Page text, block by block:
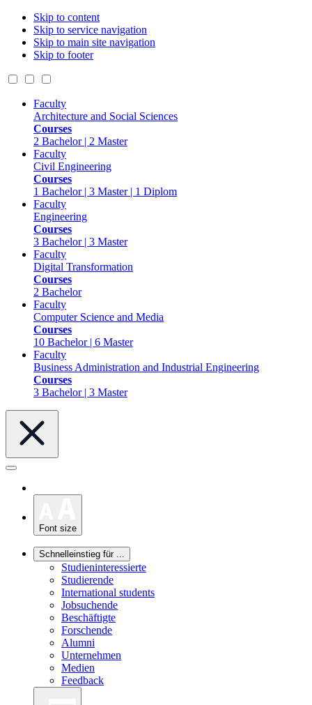
Skip to content
Skip to service navigation
Skip to main site navigation
Skip to footer
Faculty
Architecture and Social Sciences
Courses
2 Bachelor | 2 Master
Faculty
Civil Engineering
Courses
1 Bachelor | 3 Master | 1 Diplom
Faculty
Engineering
Courses
3 Bachelor | 3 Master
Faculty
Digital Transformation
Courses
2 Bachelor
Faculty
Computer Science and Media
Courses
10 Bachelor | 6 Master
Faculty
Business Administration and Industrial Engineering
Courses
3 Bachelor | 3 Master
Font size
Schnelleinstieg für ...
Studieninteressierte
Studierende
International students
Jobsuchende
Beschäftigte
Forschende
Alumni
Unternehmen
Medien
Feedback